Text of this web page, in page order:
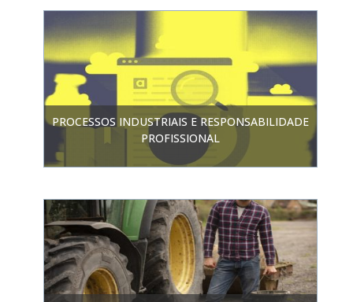
PROCESSOS INDUSTRIAIS E RESPONSABILIDADE
PROFISSIONAL